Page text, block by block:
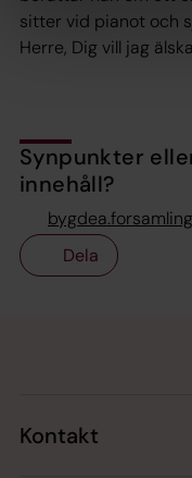
sitter vid pianot och
Herre, Dig vill jag
Synpunkter
innehåll?
Dela
Kontakt